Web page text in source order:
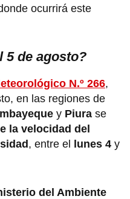
ocurrirá este
5 de agosto?
N.º 266,
en las regiones de
y Piura se
la velocidad del
, entre el lunes 4 y
del Ambiente